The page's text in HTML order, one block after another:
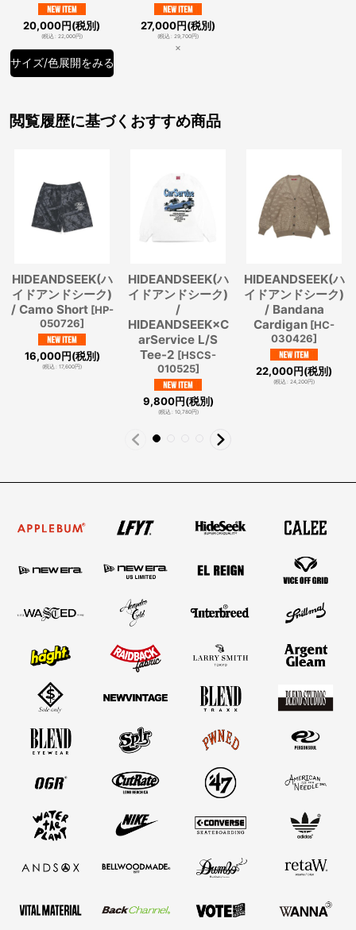
20,000円(税別)
(税込: 22,000円)
サイズ/色展開をみる
27,000円(税別)
(税込: 29,700円)
×
閲覧履歴に基づくおすすめ商品
HIDEANDSEEK(ハ
イドアンドシーク)
/ Camo Short [HP-
050726]
16,000円(税別)
(税込: 17,600円)
HIDEANDSEEK(ハ
イドアンドシーク)
/
HIDEANDSEEK×C
arService L/S
Tee-2 [HSCS-
010525]
9,800円(税別)
(税込: 10,780円)
HIDEANDSEEK(ハ
イドアンドシーク)
/ Bandana
Cardigan [HC-
030426]
22,000円(税別)
(税込: 24,200円)